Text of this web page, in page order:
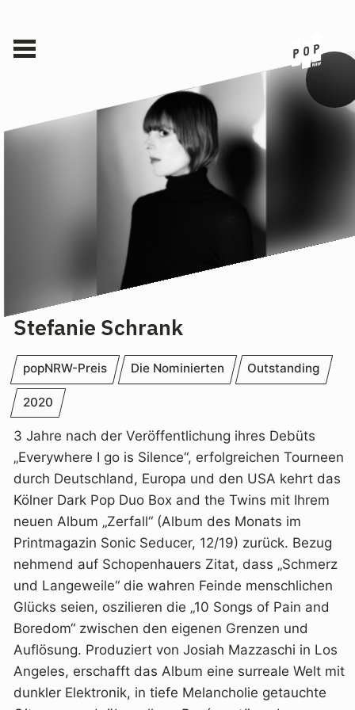
Stefanie Schrank
popNRW-Preis Die Nominierten Outstanding
2020
3 Jahre nach der Veröffentlichung ihres Debüts
„Everywhere I go is Silence“, erfolgreichen Tourneen
durch Deutschland, Europa und den USA kehrt das
Kölner Dark Pop Duo Box and the Twins mit Ihrem
neuen Album „Zerfall“ (Album des Monats im
Printmagazin Sonic Seducer, 12/19) zurück. Bezug
nehmend auf Schopenhauers Zitat, dass „Schmerz
und Langeweile“ die wahren Feinde menschlichen
Glücks seien, oszilieren die „10 Songs of Pain and
Boredom“ zwischen den eigenen Grenzen und
Auflösung. Produziert von Josiah Mazzaschi in Los
Angeles, erschafft das Album eine surreale Welt mit
dunkler Elektronik, in tiefe Melancholie getauchte